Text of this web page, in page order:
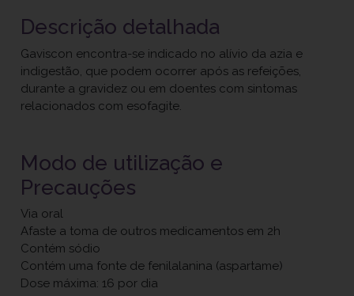
Descrição detalhada
Gaviscon encontra-se indicado no alívio da azia e
indigestão, que podem ocorrer após as refeições,
durante a gravidez ou em doentes com sintomas
relacionados com esofagite.
Modo de utilização e
Precauções
Via oral
Afaste a toma de outros medicamentos em 2h
Contém sódio
Contém uma fonte de fenilalanina (aspartame)
Dose máxima: 16 por dia